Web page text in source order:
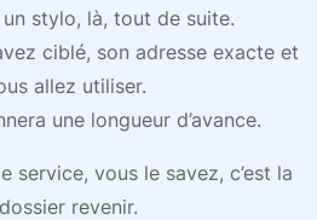
un stylo, là, tout de suite.
ciblé, son adresse exacte et
allez utiliser.
une longueur d’avance.
service, vous le savez, c’est la
revenir.